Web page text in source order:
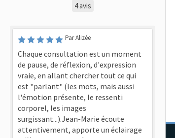
4 avis
Par Alizée
Chaque consultation est un moment
de pause, de réflexion, d'expression
vraie, en allant chercher tout ce qui
est "parlant" (les mots, mais aussi
l'émotion présente, le ressenti
corporel, les images
surgissant...).Jean-Marie écoute
attentivement, apporte un éclairage